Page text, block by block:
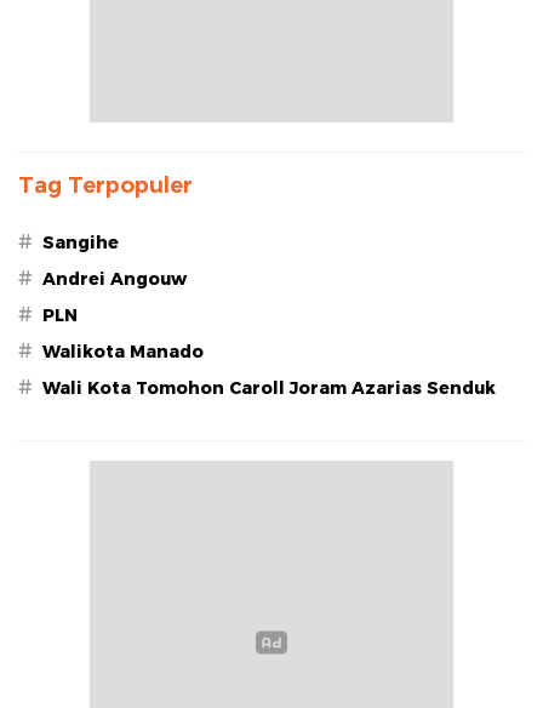
Tag Terpopuler
# Sangihe
# Andrei Angouw
# PLN
# Walikota Manado
# Wali Kota Tomohon Caroll Joram Azarias Senduk